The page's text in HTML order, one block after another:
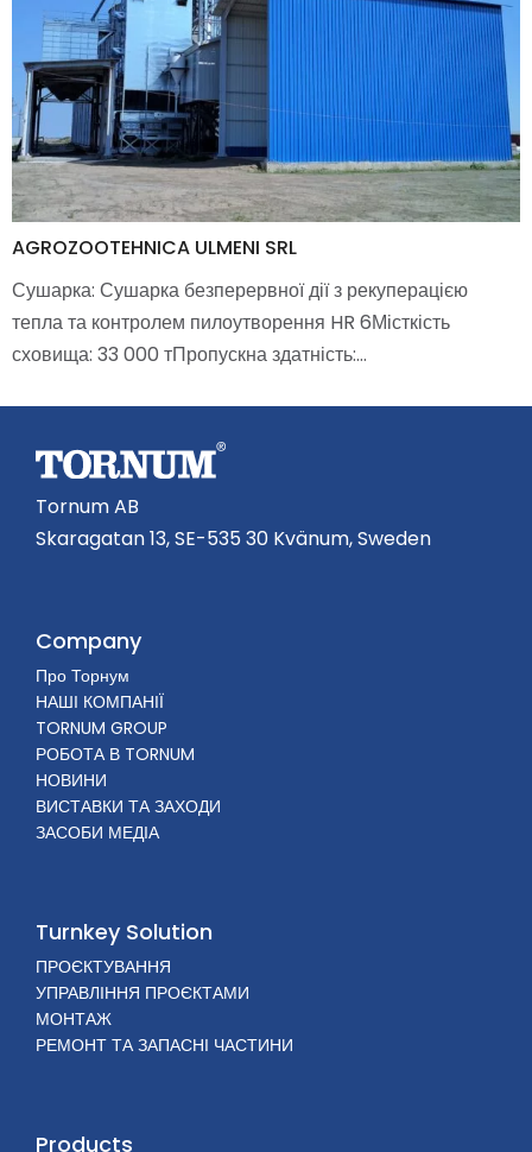
AGROZOOTEHNICA ULMENI SRL
Сушарка: Сушарка безперервної дії з рекуперацією
тепла та контролем пилоутворення HR 6Місткість
сховища: 33 000 тПропускна здатність:…
Tornum AB
Skaragatan 13, SE-535 30 Kvänum, Sweden
Company
Про Торнум
НАШІ КОМПАНІЇ
TORNUM GROUP
РОБОТА В TORNUM
НОВИНИ
ВИСТАВКИ ТА ЗАХОДИ
ЗАСОБИ МЕДІА
Turnkey Solution
ПРОЄКТУВАННЯ
УПРАВЛІННЯ ПРОЄКТАМИ
МОНТАЖ
РЕМОНТ ТА ЗАПАСНІ ЧАСТИНИ
Products